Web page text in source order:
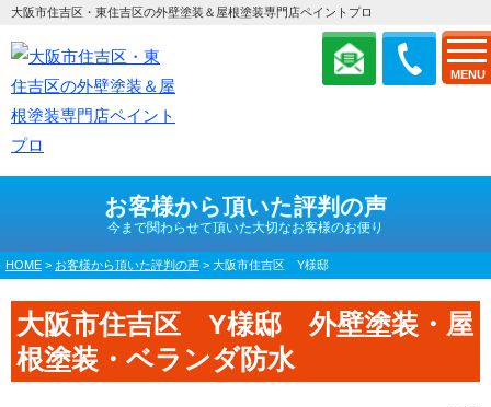
MENU
大阪市住吉区・東住吉区の外壁塗装＆屋根塗装専門店ペイントプロ
お客様から頂いた評判の声
今まで関わらせて頂いた大切なお客様のお便り
HOME > お客様から頂いた評判の声 > 大阪市住吉区 Y様邸
大阪市住吉区 Y様邸 外壁塗装・屋
根塗装・ベランダ防水